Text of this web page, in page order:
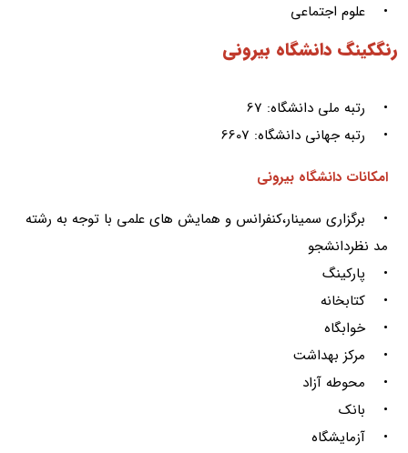
• علوم اجتماعی
رنگکینگ دانشگاه بیرونی
• رتبه ملی دانشگاه: 67
• رتبه جهانی دانشگاه: 6607
امکانات دانشگاه بیرونی
• برگزاری سمینار،کنفرانس و همایش های علمی با توجه به رشته
مد نظردانشجو
• پارکینگ
• کتابخانه
• خوابگاه
• مرکز بهداشت
• محوطه آزاد
• بانک
• آزمایشگاه